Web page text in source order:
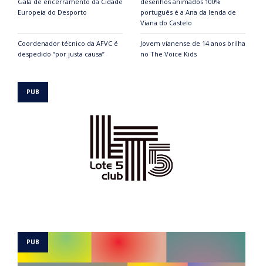
Europeia do Desporto
português é a Ana da lenda de
Viana do Castelo
Coordenador técnico da AFVC é
despedido “por justa causa”
Jovem vianense de 14 anos brilha
no The Voice Kids